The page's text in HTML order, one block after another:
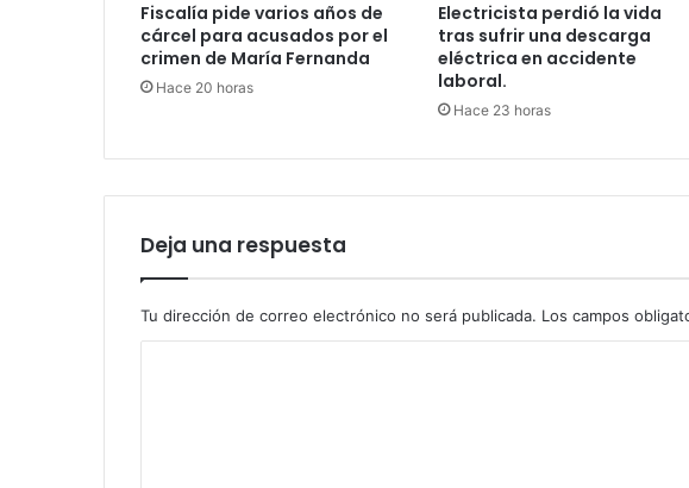
Fiscalía pide varios años de
cárcel para acusados por el
crimen de María Fernanda
Hace 20 horas
Electricista perdió la vida
tras sufrir una descarga
eléctrica en accidente
laboral.
Hace 23 horas
Deja una respuesta
Tu dirección de correo electrónico no será publicada. Los campos